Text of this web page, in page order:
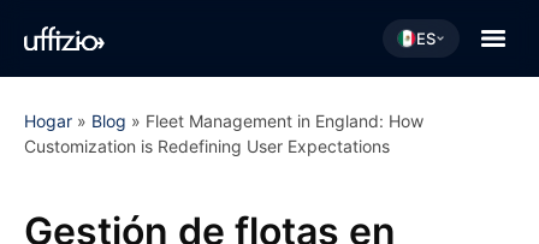
ES
Hogar » Blog » Fleet Management in England: How
Customization is Redefining User Expectations
Gestión de flotas en